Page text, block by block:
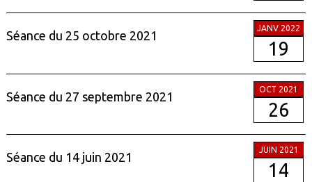
Séance du 25 octobre 2021
JANV 2022
19
Séance du 27 septembre 2021
OCT 2021
26
Séance du 14 juin 2021
JUIN 2021
14